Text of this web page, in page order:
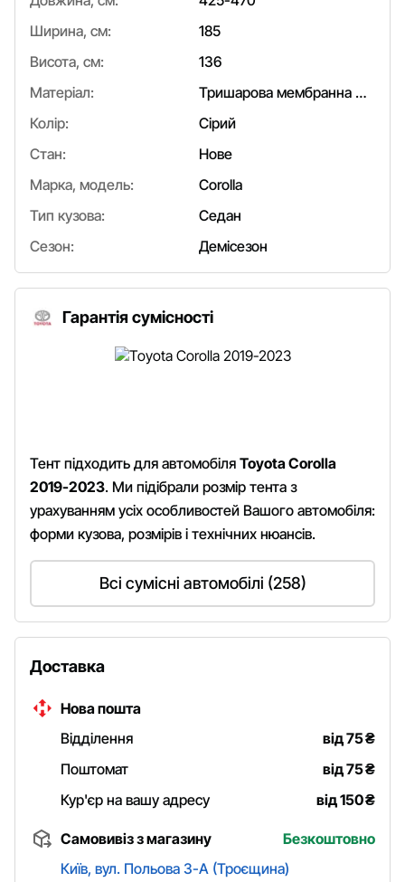
Ширина, см:
185
Висота, см:
136
Матеріал:
Тришарова мембранна тканина/поліпропілен
Колір:
Сірий
Стан:
Нове
Марка, модель:
Corolla
Тип кузова:
Седан
Сезон:
Демісезон
Гарантія сумісності
Тент підходить для автомобіля Toyota Corolla
2019-2023. Ми підібрали розмір тента з
урахуванням усіх особливостей Вашого автомобіля:
форми кузова, розмірів і технічних нюансів.
Всі сумісні автомобілі (258)
Доставка
Нова пошта
Відділення
від 75₴
Поштомат
від 75₴
Кур'єр на вашу адресу
від 150₴
Самовивіз з магазину
Безкоштовно
Київ, вул. Польова 3-А (Троєщина)